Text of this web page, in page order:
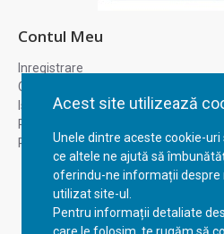
Acest site utilizează
Unele dintre aceste cookie-
ce altele ne ajută să
oferindu-ne informații despre
utilizat site-ul.
Pentru informații detaliate
Contul Meu
Inregistrare
Contul meu
Istoric comenzi
Recuperare parola
Returnare produs